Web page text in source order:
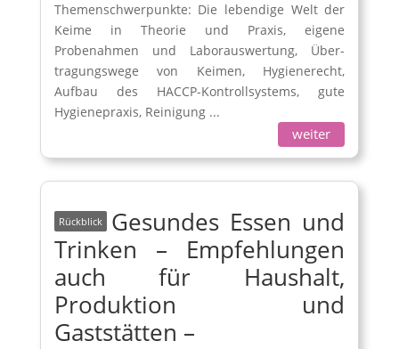
Themenschwerpunkte: Die lebendige Welt der
Keime in Theorie und Praxis, eigene
Probenahmen und Laborauswertung, Über-
tragungswege von Keimen, Hygienerecht,
Aufbau des HACCP-Kontrollsystems, gute
Hygienepraxis, Reinigung ...
weiter
Gesundes Essen und
Trinken – Empfehlungen
auch für Haushalt,
Produktion und
Gaststätten –